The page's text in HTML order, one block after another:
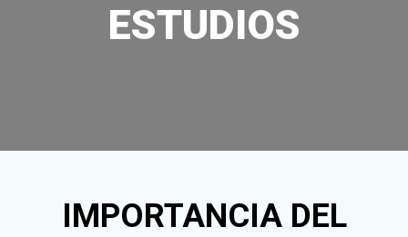
ESTUDIOS
IMPORTANCIA DEL